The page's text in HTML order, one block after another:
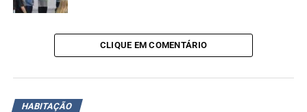
“Cumprimento a todas as
autoridades aqui presentes,
parceiros que estão juntos
na reconstrução de Canoas,
CLIQUE EM COMENTÁRIO
HABITAÇÃO